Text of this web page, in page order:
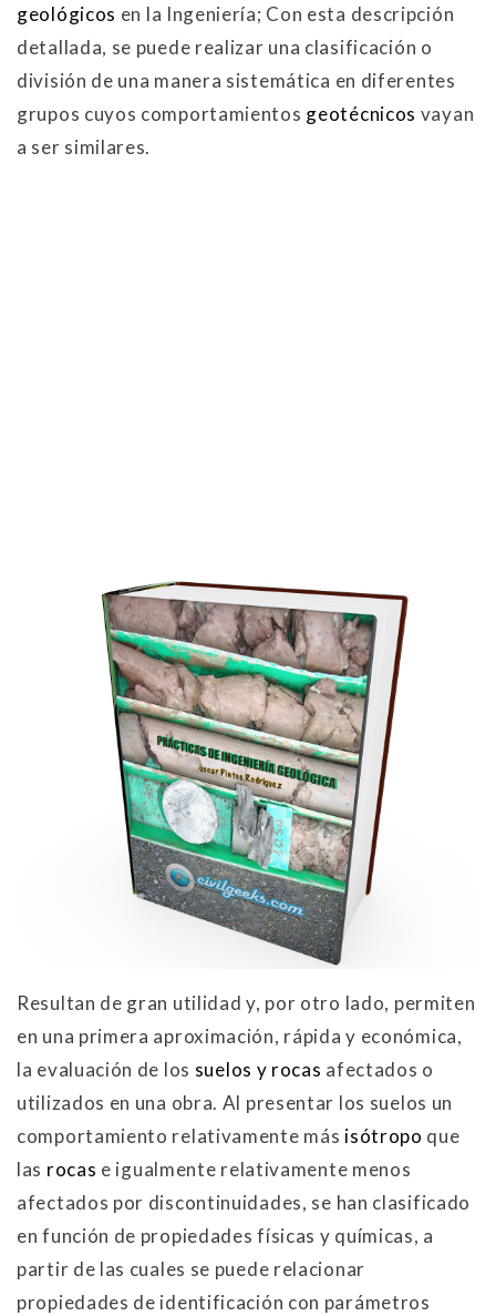
geológicos en la Ingeniería; Con esta descripción
detallada, se puede realizar una clasificación o
división de una manera sistemática en diferentes
grupos cuyos comportamientos geotécnicos vayan
a ser similares.
Resultan de gran utilidad y, por otro lado, permiten
en una primera aproximación, rápida y económica,
la evaluación de los suelos y rocas afectados o
utilizados en una obra. Al presentar los suelos un
comportamiento relativamente más isótropo que
las rocas e igualmente relativamente menos
afectados por discontinuidades, se han clasificado
en función de propiedades físicas y químicas, a
partir de las cuales se puede relacionar
propiedades de identificación con parámetros